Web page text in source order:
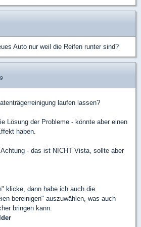
Auto nur weil die Reifen runter sind?
laufen lassen?
Lösung der Probleme - könnte aber einen
haben.
- das ist NICHT Vista, sollte aber
klicke, dann habe ich auch die
bereinigen" auszuwählen, was auch
bringen kann.